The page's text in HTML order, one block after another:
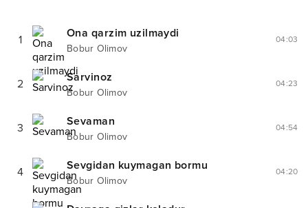
1 Ona qarzim uzilmaydi
Bobur Olimov
04:03
2 Sarvinoz
Bobur Olimov
04:23
3 Sevaman
Bobur Olimov
04:54
4 Sevgidan kuymagan bormu
Bobur Olimov
04:20